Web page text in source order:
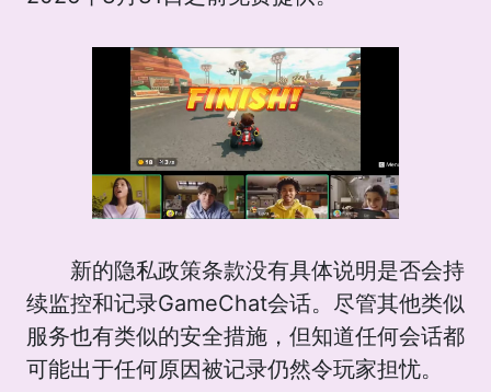
新的隐私政策条款没有具体说明是否会持
续监控和记录GameChat会话。尽管其他类似
服务也有类似的安全措施，但知道任何会话都
可能出于任何原因被记录仍然令玩家担忧。